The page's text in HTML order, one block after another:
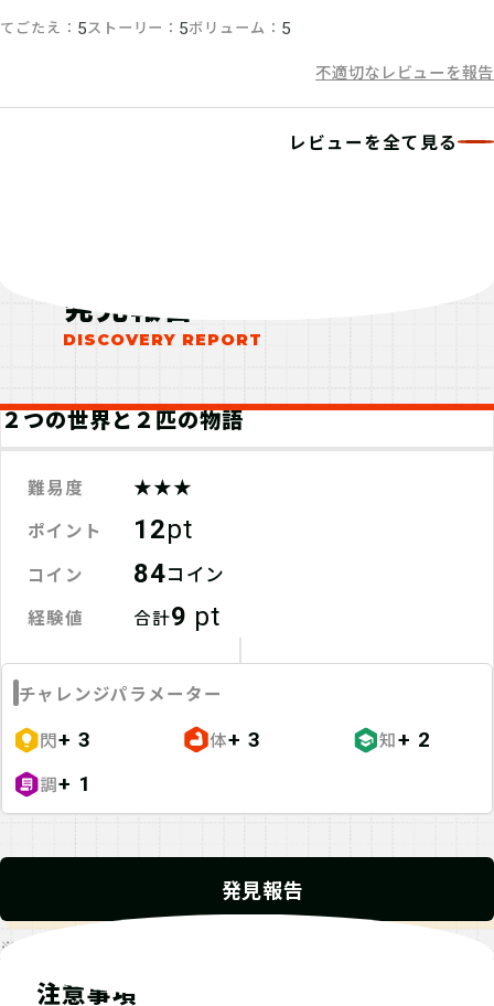
てごたえ 5ストーリー 5ボリューム 5
不適切なレビューを報告
レビューを全て見る
発見報告
２つの世界と２匹の物語
難易度 ★★★
ポイント 12pt
コイン 84コイン
経験値 合計9 pt
チャレンジパラメーター
閃+ 3 体+ 3 知+ 2
調+ 1
発見報告
※発見報告にGPSを使用するクエストが一部存在します。
注意事項